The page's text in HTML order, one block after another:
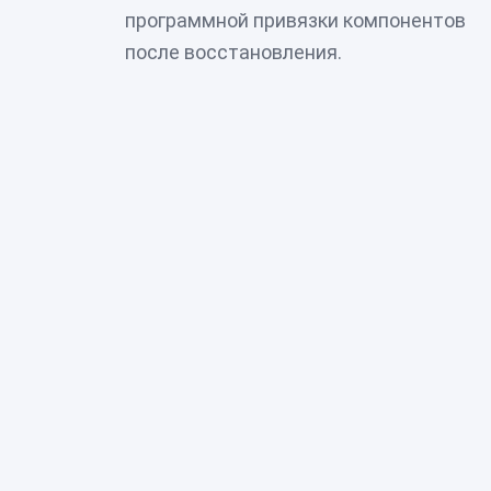
программной привязки компонентов
после восстановления.